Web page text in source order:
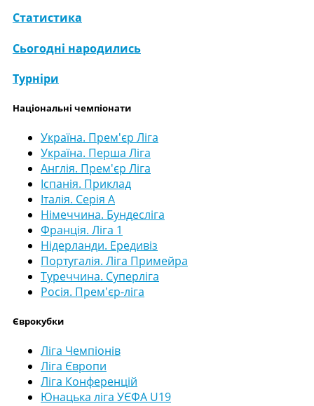
Статистика
Сьогодні народились
Турніри
Національні чемпіонати
Україна. Прем'єр Ліга
Україна. Перша Ліга
Англія. Прем'єр Ліга
Іспанія. Приклад
Італія. Серія А
Німеччина. Бундесліга
Франція. Ліга 1
Нідерланди. Ередивіз
Португалія. Ліга Примейра
Туреччина. Суперліга
Росія. Прем'єр-ліга
Єврокубки
Ліга Чемпіонів
Ліга Європи
Ліга Конференцій
Юнацька ліга УЄФА U19